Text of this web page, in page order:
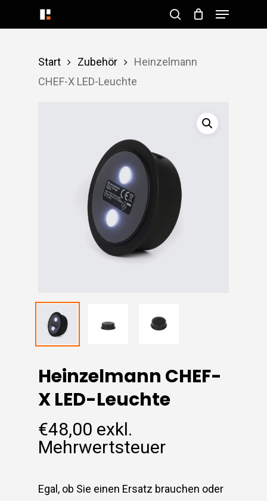
to
search
Menu
Start Zubehör
Heinzelmann
CHEF-X LED-Leuchte
Heinzelmann CHEF-
X LED-Leuchte
€48,00 exkl.
Mehrwertsteuer
Egal, ob Sie einen Ersatz brauchen oder